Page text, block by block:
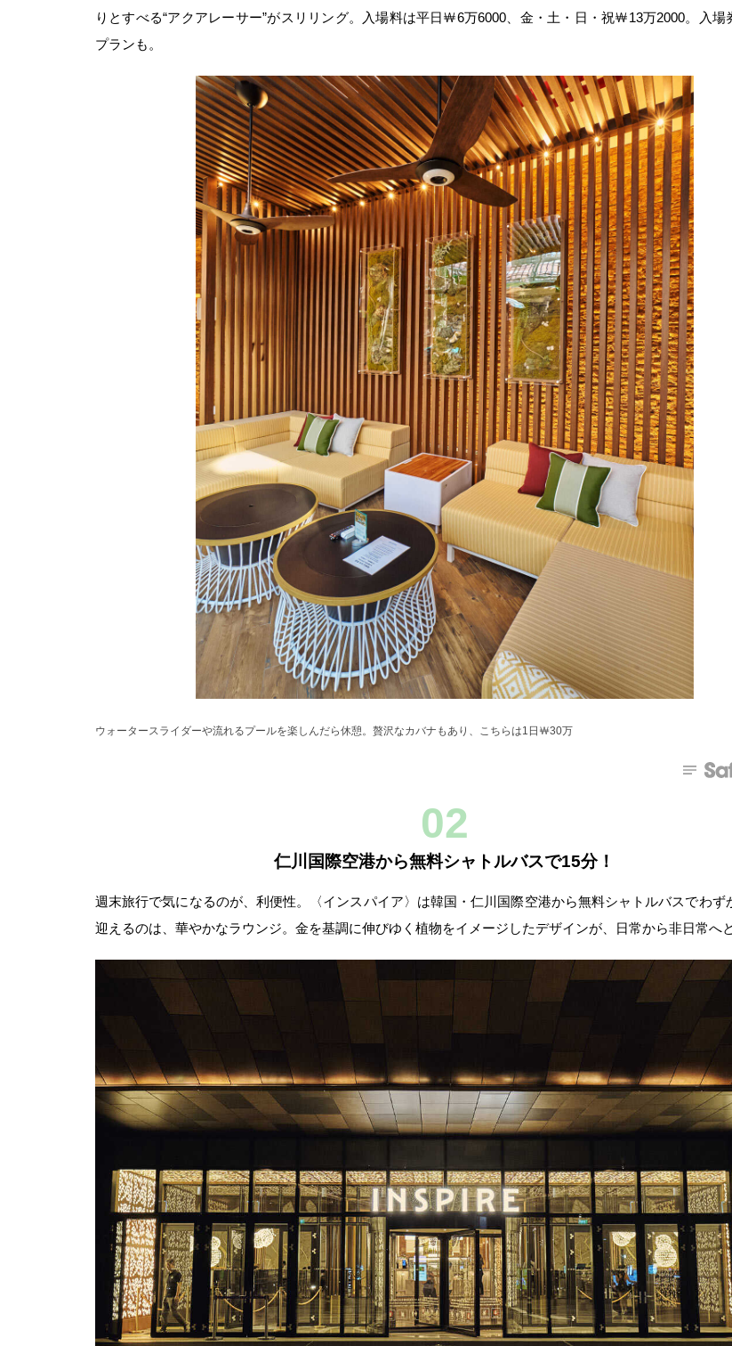
りとすべる“アクアレーサー”がスリリング。入場料は平日￦6万6000、金・土・日・祝￦13万2000。入場
プランも。
ウォータースライダーや流れるプールを楽しんだら休憩。贅沢なカバナもあり、こちらは1日￦30万
02
仁川国際空港から無料シャトルバスで15分！
週末旅行で気になるのが、利便性。〈インスパイア〉は韓国・仁川国際空港から無料シャトルバスでわず
迎えるのは、華やかなラウンジ。金を基調に伸びゆく植物をイメージしたデザインが、日常から非日常へと